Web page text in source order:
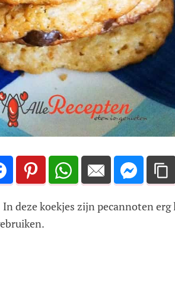
deze koekjes zijn pecannoten erg